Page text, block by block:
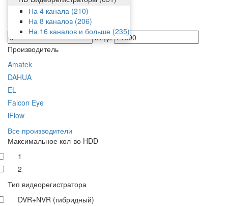
На 4 канала (210)
На 8 каналов (206)
На 16 каналов и больше (235)
Фильтр
Цена
от/до
Производитель
Amatek
DAHUA
EL
Falcon Eye
iFlow
Все производители
Максимальное кол-во HDD
1
2
Тип видеорегистратора
DVR+NVR (гибридный)